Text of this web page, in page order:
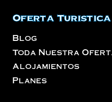
Oferta Turistica
Blog
Toda Nuestra
Alojamientos
Planes